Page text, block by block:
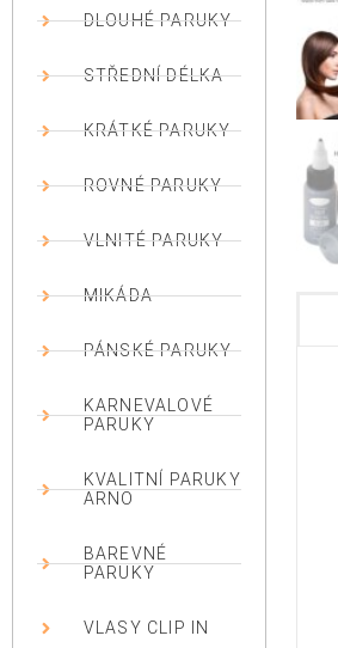
DLOUHÉ PARUKY
STŘEDNÍ DÉLKA
KRÁTKÉ PARUKY
ROVNÉ PARUKY
VLNITÉ PARUKY
MIKÁDA
PÁNSKÉ PARUKY
KARNEVALOVÉ
PARUKY
KVALITNÍ PARUKY
ARNO
BAREVNÉ
PARUKY
VLASY CLIP IN